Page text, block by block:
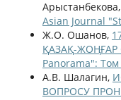
Арыстанбекова,
Asian Journal
Ж.О. Ошанов,
ҚАЗАҚ-
Panorama":
А.В. Шалагин,
ВОПРОСУ